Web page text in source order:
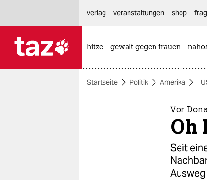
themen
verlag
veranstaltungen shop
hitze gewalt gegen frauen
Startseite Politik Amerika
Vor
Oh
Seit
Ausweg